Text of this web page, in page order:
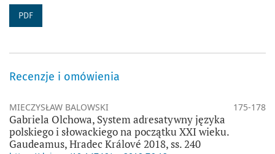
PDF
Recenzje i omówienia
MIECZYSŁAW BALOWSKI 175-178
Gabriela Olchowa, System adresatywny języka
polskiego i słowackiego na początku XXI wieku.
Gaudeamus, Hradec Králové 2018, ss. 240